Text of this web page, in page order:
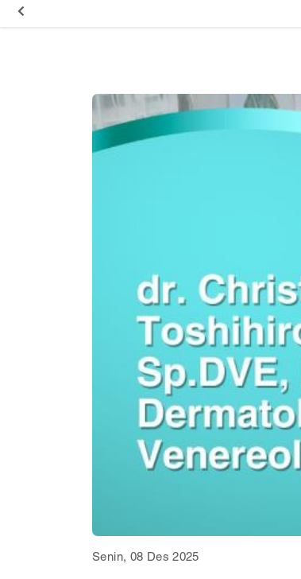
Senin, 08 Des 2025